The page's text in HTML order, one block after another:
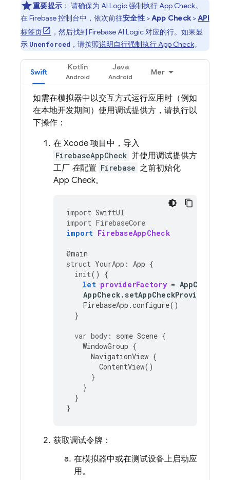
重要提示 ： 请确保为 AI Logic强制执行App Check。
在Firebase控制台中，依次前往安全性>App Check >API
标签页
，然后找到 Firebase AI Logic对应的行。如果显
示 Unenforced ，请按照说明自行强制执行App Check。
Swift
Kotlin Java
Mer
如需在模拟器中以交互方式运行应用时（例如
在本地开发期间）使用调试提供方，请执行以
下操作：
在 Xcode 项目中，导入
FirebaseAppCheck 并使用调试提供方
工厂 在配置 Firebase 之前初始化
App Check。
import SwiftUI
import FirebaseCore
import FirebaseAppCheck
@main
struct YourApp : App {
init()
{
let providerFactory =
AppCheck.
FirebaseApp .configure()
}
var body : some Scene {
WindowGroup {
NavigationView {
ContentView()
}
}
}
}
获取调试令牌：
在模拟器中或在测试设备上启动应
用。